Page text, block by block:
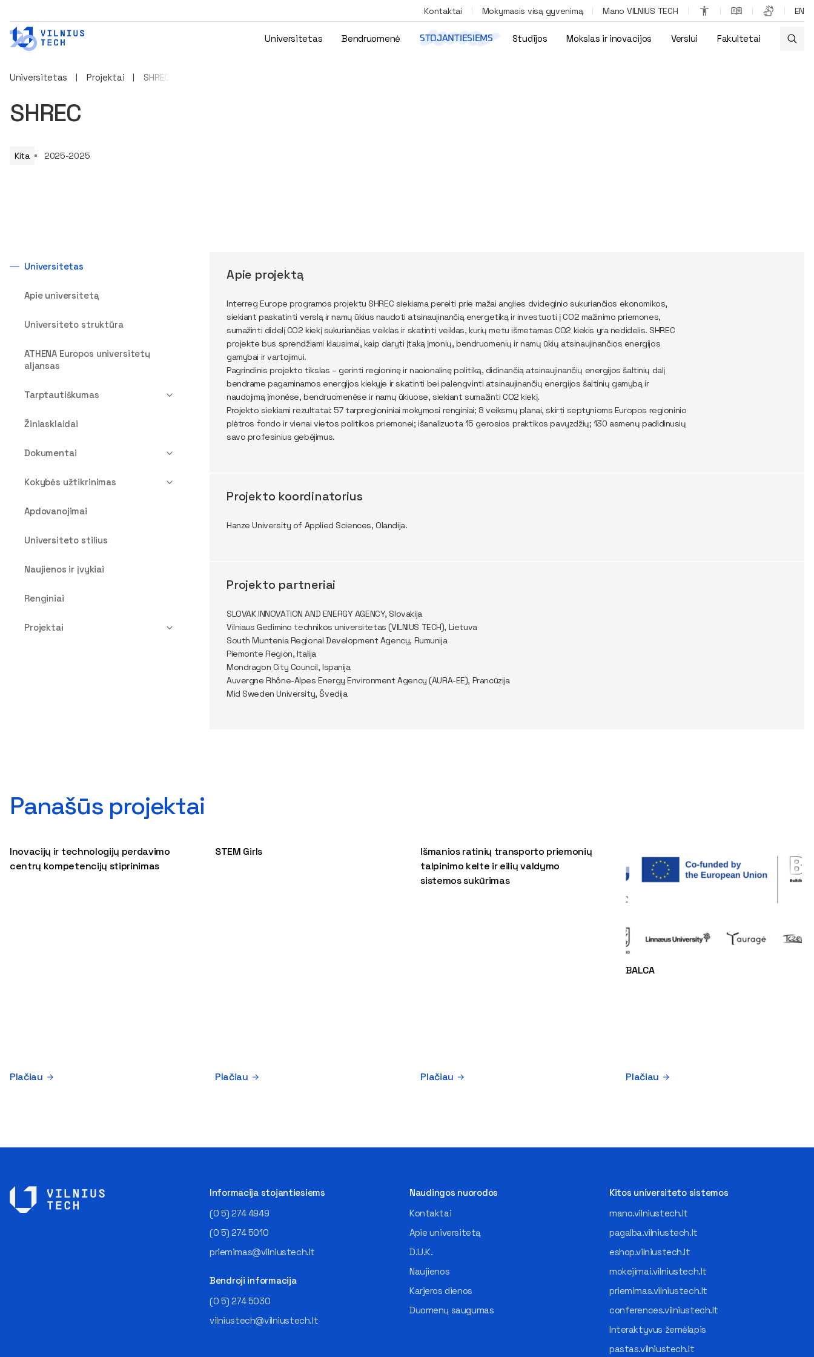
Kontaktai Mokymasis visą gyvenimą Mano VILNIUS TECH EN
Universitetas Bendruomenė STOJANTIESIEMS Studijos Mokslas ir inovacijos Verslui Fakultetai
Universitetas Projektai SHREC
SHREC
Kita 2025-2025
Universitetas
Apie universitetą
Universiteto struktūra
ATHENA Europos universitetų
aljansas
Tarptautiškumas
Žiniasklaidai
Dokumentai
Kokybės užtikrinimas
Apdovanojimai
Universiteto stilius
Naujienos ir įvykiai
Renginiai
Projektai
Apie projektą
Interreg Europe programos projektu SHREC siekiama pereiti prie mažai anglies dvideginio sukuriančios ekonomikos,
siekiant paskatinti verslą ir namų ūkius naudoti atsinaujinančią energetiką ir investuoti į CO2 mažinimo priemones,
sumažinti didelį CO2 kiekį sukuriančias veiklas ir skatinti veiklas, kurių metu išmetamas CO2 kiekis yra nedidelis. SHREC
projekte bus sprendžiami klausimai, kaip daryti įtaką įmonių, bendruomenių ir namų ūkių atsinaujinančios energijos
gamybai ir vartojimui.
Pagrindinis projekto tikslas – gerinti regioninę ir nacionalinę politiką, didinančią atsinaujinančių energijos šaltinių dalį
bendrame pagaminamos energijos kiekyje ir skatinti bei palengvinti atsinaujinančių energijos šaltinių gamybą ir
naudojimą įmonėse, bendruomenėse ir namų ūkiuose, siekiant sumažinti CO2 kiekį.
Projekto siekiami rezultatai: 57 tarpregioniniai mokymosi renginiai; 8 veiksmų planai, skirti septynioms Europos regioninio
plėtros fondo ir vienai vietos politikos priemonei; išanalizuota 15 gerosios praktikos pavyzdžių; 130 asmenų padidinusių
savo profesinius gebėjimus.
Projekto koordinatorius
Hanze University of Applied Sciences, Olandija.
Projekto partneriai
SLOVAK INNOVATION AND ENERGY AGENCY, Slovakija
Vilniaus Gedimino technikos universitetas (VILNIUS TECH), Lietuva
South Muntenia Regional Development Agency, Rumunija
Piemonte Region, Italija
Mondragon City Council, Ispanija
Auvergne Rhône-Alpes Energy Environment Agency (AURA-EE), Prancūzija
Mid Sweden University, Švedija
Panašūs projektai
Inovacijų ir technologijų perdavimo
centrų kompetencijų stiprinimas
Plačiau
STEM Girls
Plačiau
Išmanios ratinių transporto priemonių
talpinimo kelte ir eilių valdymo
sistemos sukūrimas
Plačiau
BALCA
Plačiau
Informacija stojantiesiems
(0 5) 274 4949
(0 5) 274 5010
priemimas@vilniustech.lt
Bendroji informacija
(0 5) 274 5030
vilniustech@vilniustech.lt
Naudingos nuorodos
Kontaktai
Apie universitetą
D.U.K.
Naujienos
Karjeros dienos
Duomenų saugumas
Kitos universiteto sistemos
mano.vilniustech.lt
pagalba.vilniustech.lt
eshop.vilniustech.lt
mokejimai.vilniustech.lt
priemimas.vilniustech.lt
conferences.vilniustech.lt
Interaktyvus žemėlapis
pastas.vilniustech.lt